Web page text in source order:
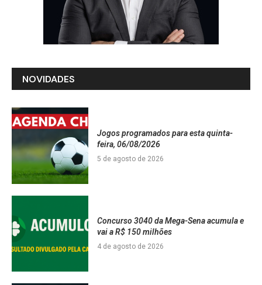
NOVIDADES
Jogos programados para esta quinta-
feira, 06/08/2026
5 de agosto de 2026
Concurso 3040 da Mega-Sena acumula e
vai a R$ 150 milhões
4 de agosto de 2026